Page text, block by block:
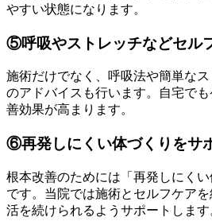
やすい状態になります。
⑤呼吸やストレッチなどセル
施術だけでなく、呼吸法や簡単な
のアドバイスも行います。自宅で
善効果が高まります。
⑥再発しにくい体づくりをサ
根本改善のためには「再発しにく
です。当院では施術とセルフケア
活を続けられるようサポートします